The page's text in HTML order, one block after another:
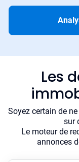
Les
Soyez certain de
sur
Le moteur de
annonces